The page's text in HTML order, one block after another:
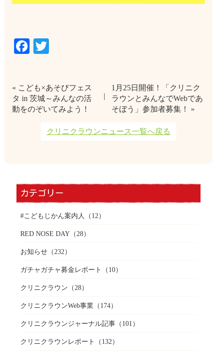
Facebook
Twitter
« こども×あそびフェス
タ in 茨城～みんなの活
動をのぞいてみよう！
1月25日開催！「クリニク
ラウンとみんなでWebであ
そぼう」参加者募集！ »
クリニクラウンニュース一覧へ戻る
カテゴリー
#こどもじかん案内人 （12）
RED NOSE DAY（28）
お知らせ（232）
ガチャガチャ募金レポート （10）
クリニクラウン （28）
クリニクラウンWeb事業（174）
クリニクラウンジャーナル記事（101）
クリニクラウンレポート （132）